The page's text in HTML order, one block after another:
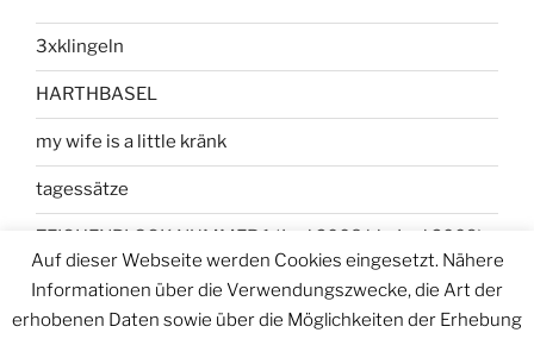
3xklingeln
HARTHBASEL
my wife is a little kränk
tagessätze
ZEICHENBLOCK NUMMER 1 (Juni 2008 bis Juni 2009)
Auf dieser Webseite werden Cookies eingesetzt. Nähere
Informationen über die Verwendungszwecke, die Art der
erhobenen Daten sowie über die Möglichkeiten der Erhebung